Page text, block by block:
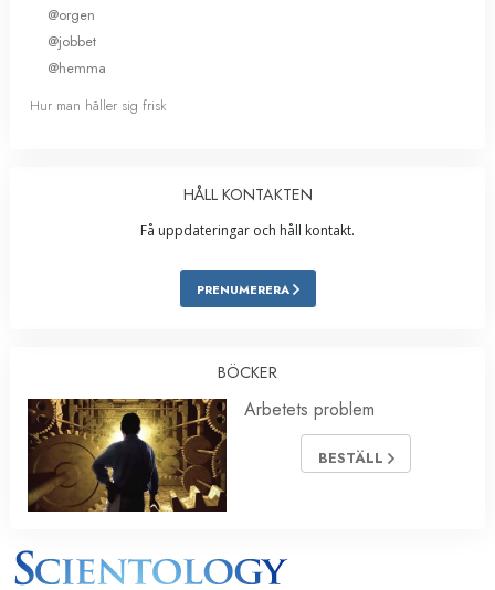
@orgen
@jobbet
@hemma
Hur man håller sig frisk
HÅLL KONTAKTEN
Få uppdateringar och håll kontakt.
PRENUMERERA
BÖCKER
Arbetets problem
BESTÄLL